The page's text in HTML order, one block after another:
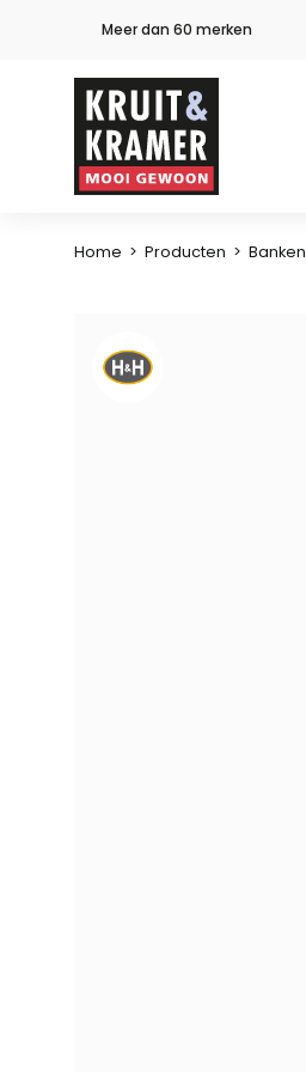
Meer dan 60 merken
Home > Producten > Banken